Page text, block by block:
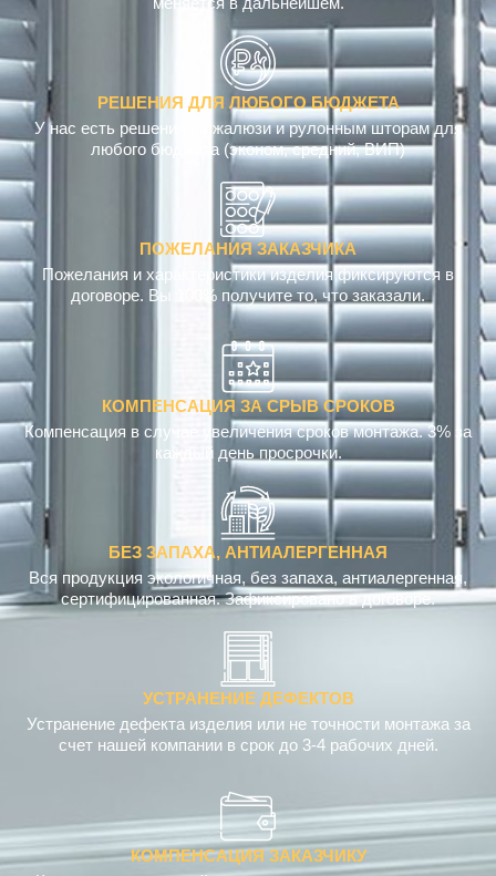
РЕШЕНИЯ ДЛЯ ЛЮБОГО БЮДЖЕТА
У нас есть решения по жалюзи и рулонным шторам для
любого бюджета (эконом, средний, ВИП)
ПОЖЕЛАНИЯ ЗАКАЗЧИКА
Пожелания и характеристики изделия фиксируются в
договоре. Вы 100% получите то, что заказали.
КОМПЕНСАЦИЯ ЗА СРЫВ СРОКОВ
Компенсация в случае увеличения сроков монтажа. 3% за
каждый день просрочки.
БЕЗ ЗАПАХА, АНТИАЛЕРГЕННАЯ
Вся продукция экологичная, без запаха, антиалергенная,
сертифицированная. Зафиксировано в договоре.
УСТРАНЕНИЕ ДЕФЕКТОВ
Устранение дефекта изделия или не точности монтажа за
счет нашей компании в срок до 3-4 рабочих дней.
КОМПЕНСАЦИЯ ЗАКАЗЧИКУ
Компенсируем за свой счет порчу имущества, если она
произошла по вине установщика.